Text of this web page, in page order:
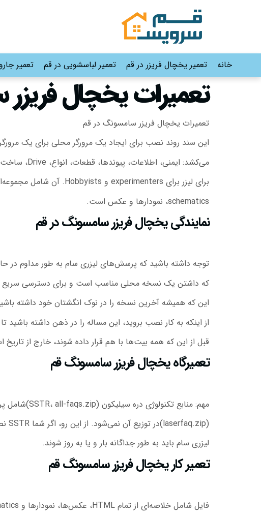
خانه تعمیر یخچال فریزر در قم تعمیر لباسشویی در قم تعمیر
تعمیرات یخچال فریزر
تعمیرات یخچال فریزر سامسونگ در قم
این سند روند نصب برای ایجاد یک مرورگر محلی برای یک
می‌کشد: ایمنی، اطلاعات، پیوندها، قطعات، انواع، Drive، ساخت‌وساز – یک راهنمای عملی
برای لیزر برای experimenters و Hobbyists. آن شامل مجموعه‌ای از فایل‌های HTML و
schematics، نمودارها و عکس است.
نمایندگی یخچال فریزر سامسونگ در قم
توجه داشته باشید که پرسش‌های لیزری سام به طور مداوم در
که داشتن یک نسخه محلی مناسب است و برای دسترسی سریع
این که همیشه آخرین نسخه را در نوک انگشتان خود داشته
از اینکه به کار نصب بروید، این مساله را در ذهن داشته باشید
قبل از این که همه بیت‌ها با هم قرار داده شوند، خارج از
تعمیرگاه یخچال فریزر سامسونگ قم
مهم: منابع تکنولوژی دره سیلیکون (SSTR، all-faqs.zip)شامل پرسش‌های لیزری سام
(laserfaq.zip)در توزیع آن نمی‌شود. از این رو، اگر شما SSTR نصب کرده‌اید، پرسش‌های
لیزری سام باید به طور جداگانه بار و یا به روز شوند.
تعمیر کار یخچال فریزر سامسونگ قم
فایل شامل خلاصه‌ای از تمام HTML، عکس‌ها، نمودارها و schematics است که این نسخه